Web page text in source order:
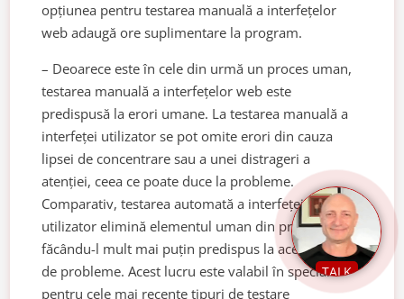
opțiunea pentru testarea manuală a interfețelor
web adaugă ore suplimentare la program.
– Deoarece este în cele din urmă un proces uman,
testarea manuală a interfețelor web este
predispusă la erori umane. La testarea manuală a
interfeței utilizator se pot omite erori din cauza
lipsei de concentrare sau a unei distrageri a
atenției, ceea ce poate duce la probleme.
Comparativ, testarea automată a interfeței
utilizator elimină elementul uman din proces,
făcându-l mult mai puțin predispus la aceste tipuri
de probleme. Acest lucru este valabil în special
pentru cele mai recente tipuri de testare
TALK